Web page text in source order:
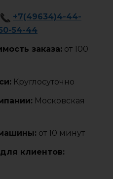
+7(49634)4-44-
54-44
заказа: от 100
Круглосуточно
Московская
от 10 минут
клиентов: